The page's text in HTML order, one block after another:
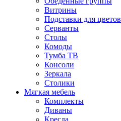
Витрины
Подставки для цветов
Серванты
Столы
Комоды
Тумба ТВ
Консоли
Зеркала
Столики
Мягкая мебель
Комплекты
Диваны
Кресла